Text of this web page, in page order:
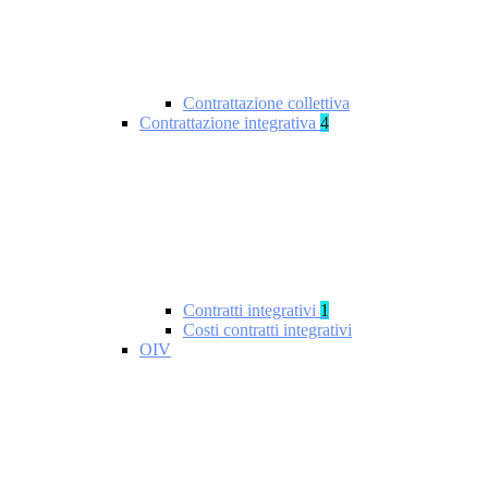
Contrattazione collettiva
Contrattazione integrativa 4
Contratti integrativi 1
Costi contratti integrativi
OIV